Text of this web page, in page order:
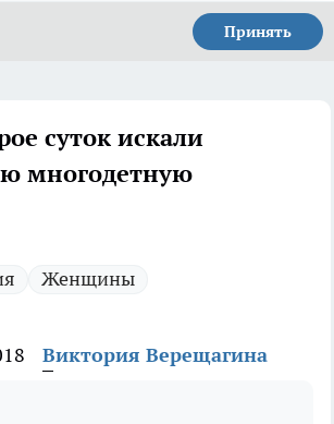
Принять
суток искали
многодетную
Женщины
Виктория Верещагина